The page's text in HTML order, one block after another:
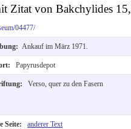
Zitat von Bakchylides
04477/
Ankauf im März 1971.
Papyrusdepot
Verso, quer zu den Fasern
Seite: anderer Text